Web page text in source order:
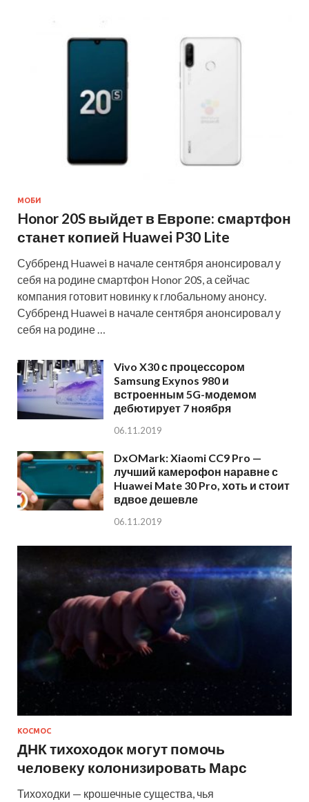
МОБИ
Honor 20S выйдет в Европе: смартфон
станет копией Huawei P30 Lite
Суббренд Huawei в начале сентября анонсировал у
себя на родине смартфон Honor 20S, а сейчас
компания готовит новинку к глобальному анонсу.
Суббренд Huawei в начале сентября анонсировал у
себя на родине …
Vivo X30 с процессором
Samsung Exynos 980 и
встроенным 5G-модемом
дебютирует 7 ноября
06.11.2019
DxOMark: Xiaomi CC9 Pro —
лучший камерофон наравне с
Huawei Mate 30 Pro, хоть и стоит
вдвое дешевле
06.11.2019
КОСМОС
ДНК тихоходок могут помочь
человеку колонизировать Марс
Тихоходки — крошечные существа, чья